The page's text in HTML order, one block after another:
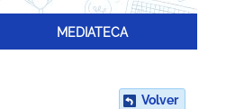
MEDIATECA
Volver